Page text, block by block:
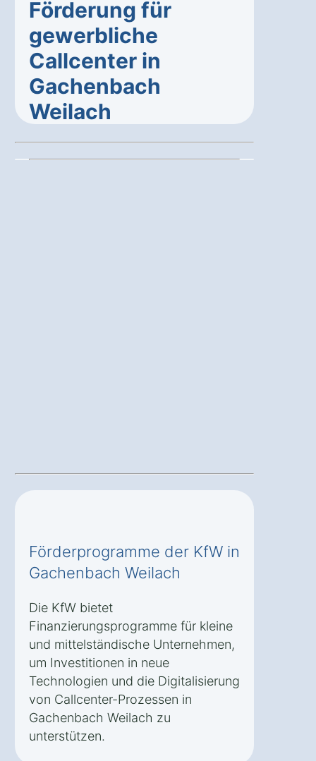
Förderung für
gewerbliche
Callcenter in
Gachenbach
Weilach
Förderprogramme der KfW in
Gachenbach Weilach
Die KfW bietet
Finanzierungsprogramme für kleine
und mittelständische Unternehmen,
um Investitionen in neue
Technologien und die Digitalisierung
von Callcenter-Prozessen in
Gachenbach Weilach zu
unterstützen.